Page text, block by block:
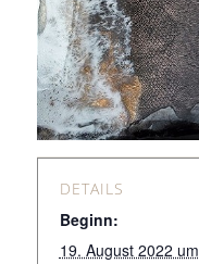
DETAILS
Beginn:
19. August 2022 um